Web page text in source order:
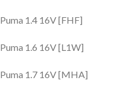
Puma 1.4 16V [FHF]
Puma 1.6 16V [L1W]
Puma 1.7 16V [MHA]